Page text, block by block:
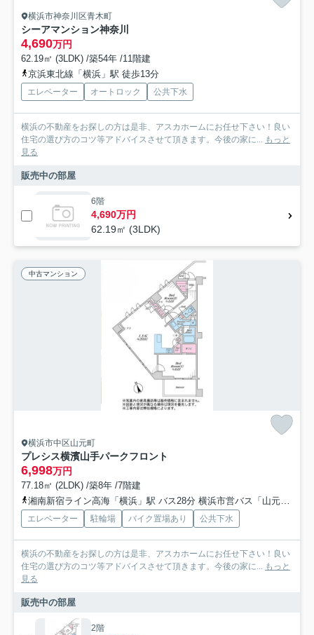
横浜市神奈川区青木町
シーアマンション神奈川
4,690万円
62.19㎡ (3LDK) /築54年 /11階建
京浜東北線「横浜」駅 徒歩13分
エレベーター オートロック 公共下水
横浜の不動産をお探しの方は是非、アスカホームにお任せ下さい！良い
住宅の選び方のコツ等アドバイスさせて頂きます。今後の家に... もっと
見る
販売中の部屋
6階
4,690万円
62.19㎡ (3LDK)
中古マンション
横浜市中区山元町
プレシス横濱山手パークフロント
6,998万円
77.18㎡ (2LDK) /築8年 /7階建
湘南新宿ライン高海「横浜」駅 バス28分 横浜市営バス「山元町４丁目」 停歩1分
エレベーター 駐輪場 バイク置場あり 公共下水
横浜の不動産をお探しの方は是非、アスカホームにお任せ下さい！良い
住宅の選び方のコツ等アドバイスさせて頂きます。今後の家に... もっと
見る
販売中の部屋
2階